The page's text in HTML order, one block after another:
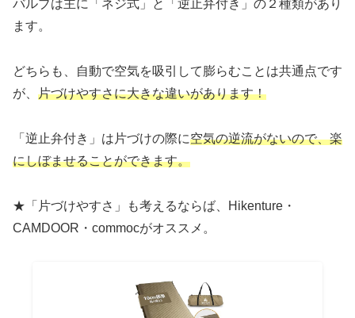
バルブは主に「ネジ式」と「逆止弁付き」の２種類があり
ます。
どちらも、自動で空気を吸引して膨らむことは共通点です
が、 片づけやすさに大きな違いがあります！
「逆止弁付き」は片づけの際に空気の逆流がないので、楽
にしぼませることができます。
★「片づけやすさ」も考えるならば、Hikenture・
CAMDOOR・commocがオススメ。